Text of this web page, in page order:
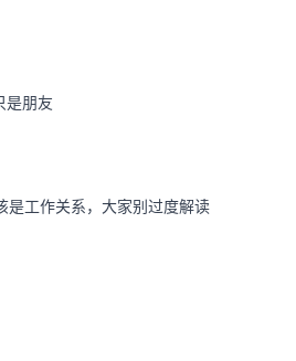
是朋友
是工作关系，大家别过度解读